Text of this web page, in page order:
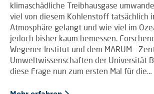
klimaschädliche Treibhausgase
viel von diesem Kohlenstoff tatsächlich
Atmosphäre gelangt und wie viel im
jedoch bisher kaum bemessen.
Wegener-Institut und dem MARUM –
Umweltwissenschaften der Universität
diese Frage nun zum ersten Mal für die…